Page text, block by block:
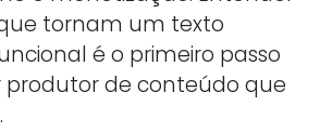
tornam um texto
é o primeiro passo
de conteúdo que